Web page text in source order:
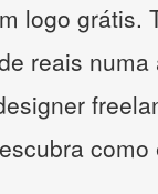
logo grátis.
reais